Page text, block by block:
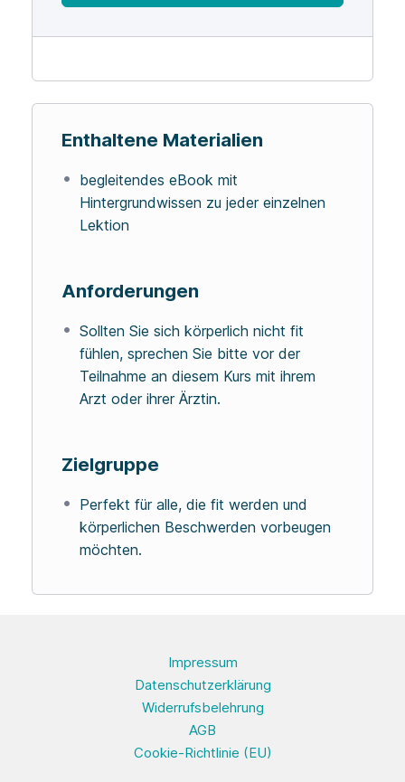
Enthaltene Materialien
begleitendes eBook mit
Hintergrundwissen zu jeder einzelnen
Lektion
Anforderungen
Sollten Sie sich körperlich nicht fit
fühlen, sprechen Sie bitte vor der
Teilnahme an diesem Kurs mit ihrem
Arzt oder ihrer Ärztin.
Zielgruppe
Perfekt für alle, die fit werden und
körperlichen Beschwerden vorbeugen
möchten.
Impressum
Datenschutzerklärung
Widerrufsbelehrung
AGB
Cookie-Richtlinie (EU)